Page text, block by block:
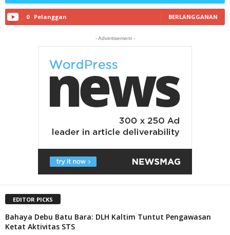
0 Pelanggan BERLANGGANAN
- Advertisement -
EDITOR PICKS
Bahaya Debu Batu Bara: DLH Kaltim Tuntut Pengawasan
Ketat Aktivitas STS